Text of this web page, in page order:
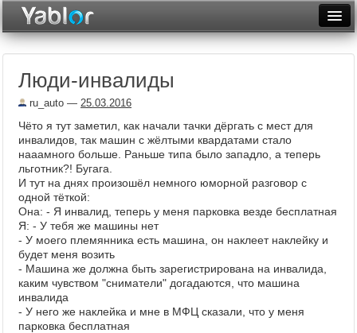
Неделя
Рейтинги
Видеотоп
Люди-инвалиды
ru_auto — 25.03.2016
Чёто я тут заметил, как начали тачки дёргать с мест для
инвалидов, так машин с жёлтыми квардатами стало
нааамного больше. Раньше типа было западло, а теперь
льготник?! Бугага.
И тут на днях произошёл немного юморной разговор с
одной тёткой:
Она: - Я инвалид, теперь у меня парковка везде бесплатная
Я: - У тебя же машины нет
- У моего племянника есть машина, он наклеет наклейку и
будет меня возить
- Машина же должна быть зарегистрирована на инвалида,
каким чувством "сниматели" догадаются, что машина
инвалида
- У него же наклейка и мне в МФЦ сказали, что у меня
парковка бесплатная